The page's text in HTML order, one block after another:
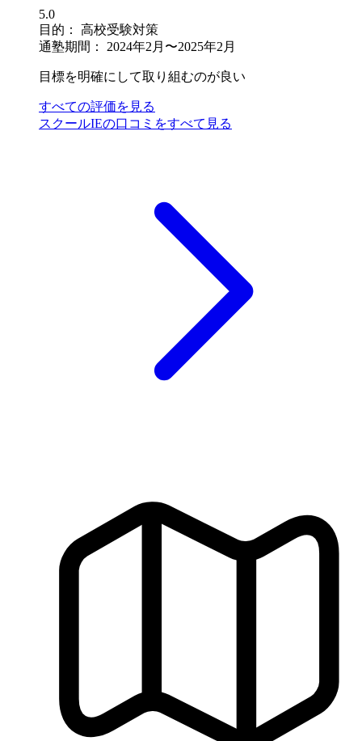
5.0
目的：
高校受験対策
通塾期間：
2024年2月〜2025年2月
目標を明確にして取り組むのが良い
すべての評価を見る
スクールIEの口コミをすべて見る